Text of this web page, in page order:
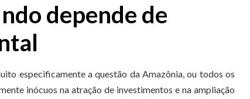
depende de
especificamente a questão da Amazônia, ou todos os
inócuos na atração de investimentos e na ampliação